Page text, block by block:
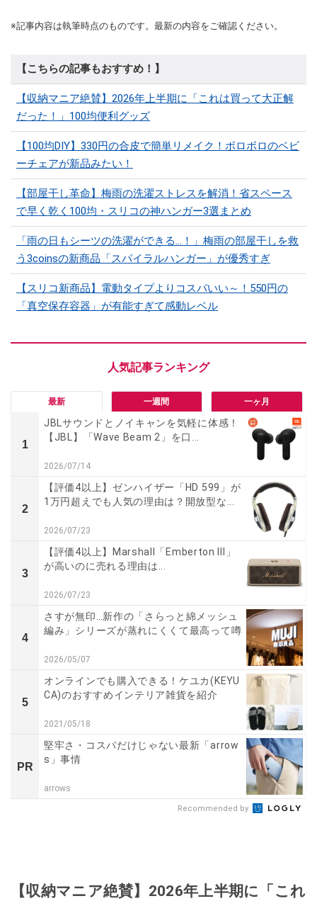
※記事内容は執筆時点のものです。最新の内容をご確認ください。
【こちらの記事もおすすめ！】
【収納マニア絶賛】2026年上半期に「これは買って大正解
だった！」100均便利グッズ
【100均DIY】330円の合皮で簡単リメイク！ボロボロのベビ
ーチェアが新品みたい！
【部屋干し革命】梅雨の洗濯ストレスを解消！省スペース
で早く乾く100均・スリコの神ハンガー3選まとめ
「雨の日もシーツの洗濯ができる…！」梅雨の部屋干しを救
う3coinsの新商品「スパイラルハンガー」が優秀すぎ
【スリコ新商品】電動タイプよりコスパいい～！550円の
「真空保存容器」が有能すぎて感動レベル
最新 一週間 一ヶ月
1
JBLサウンドとノイキャンを気軽に体感！
【JBL】「Wave Beam 2」を口...
2026/07/14
2
【評価4以上】ゼンハイザー「HD 599」が
1万円超えでも人気の理由は？開放型な...
2026/07/23
3
【評価4以上】Marshall「Emberton III」
が高いのに売れる理由は...
2026/07/23
4
さすが無印…新作の「さらっと綿メッシュ
編み」シリーズが蒸れにくくて最高って噂
2026/05/07
5
オンラインでも購入できる！ケユカ(KEYU
CA)のおすすめインテリア雑貨を紹介
2021/05/18
PR
堅牢さ・コスパだけじゃない最新「arrow
s」事情
arrows
Recommended by
【収納マニア絶賛】2026年上半期に「これ